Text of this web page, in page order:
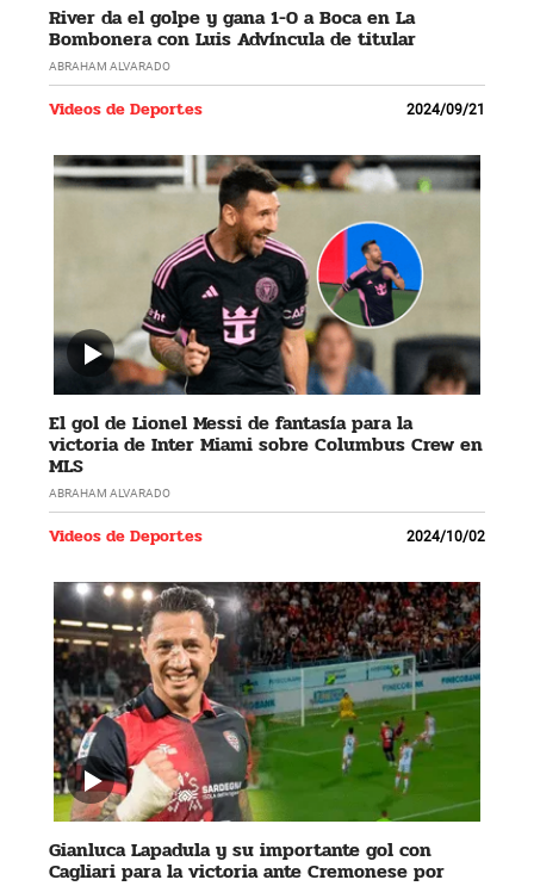
River da el golpe y gana 1-0 a Boca en La
Bombonera con Luis Advíncula de titular
ABRAHAM ALVARADO
Videos de Deportes 2024/09/21
El gol de Lionel Messi de fantasía para la
victoria de Inter Miami sobre Columbus Crew en
MLS
ABRAHAM ALVARADO
Videos de Deportes 2024/10/02
Gianluca Lapadula y su importante gol con
Cagliari para la victoria ante Cremonese por